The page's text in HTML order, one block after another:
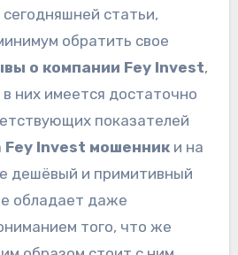
статьи,
обратить свое
о компании Fey Invest,
них имеется достаточно
показателей
Fey Invest мошенники на
дешёвый и примитивный
обладает даже
того, что же